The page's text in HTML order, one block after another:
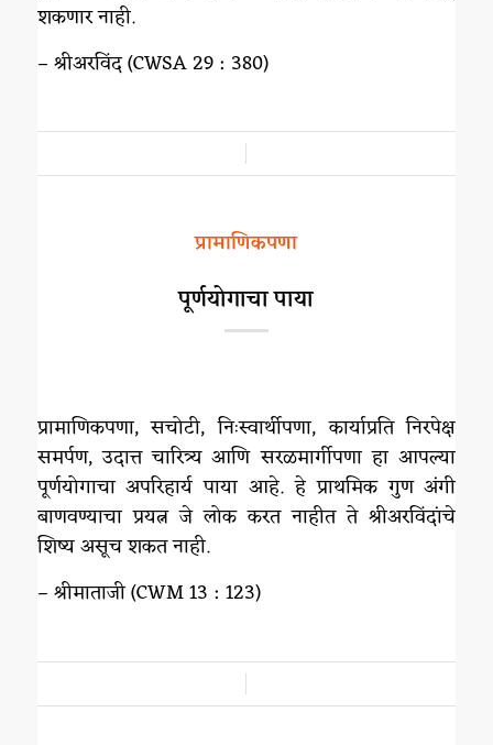
शकणार नाही.
– श्रीअरविंद (CWSA 29 : 380)
प्रामाणिकपणा
पूर्णयोगाचा पाया
प्रामाणिकपणा, सचोटी, निःस्वार्थीपणा, कार्याप्रति निरपेक्ष
समर्पण, उदात्त चारित्र्य आणि सरळमार्गीपणा हा आपल्या
पूर्णयोगाचा अपरिहार्य पाया आहे. हे प्राथमिक गुण अंगी
बाणवण्याचा प्रयत्न जे लोक करत नाहीत ते श्रीअरविंदांचे
शिष्य असूच शकत नाही.
– श्रीमाताजी (CWM 13 : 123)